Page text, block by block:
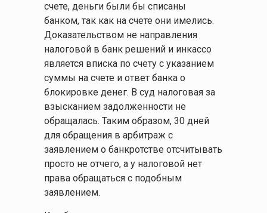
счете, деньги были бы списаны
банком, так как на счете они имелись.
Доказательством не направления
налоговой в банк решений и инкассо
является вписка по счету с указанием
суммы на счете и ответ банка о
блокировке денег. В суд налоговая за
взысканием задолженности не
обращалась. Таким образом, 30 дней
для обращения в арбитраж с
заявлением о банкротстве отсчитывать
просто не отчего, а у налоговой нет
права обращаться с подобным
заявлением.